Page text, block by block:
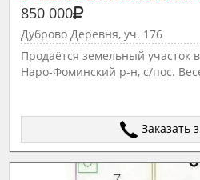
850 000
Дуброво Деревня, уч. 176
Продaётcя земельный участок
Нapo-Фoминcкий p-н, c/пос.
Заказать